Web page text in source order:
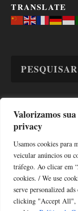
Valorizamos
privacy
Usamos cookies para
veicular anúncios ou
tráfego. Ao clicar em
cookies. / We use
serve personalized
clicking "Accept All",
TRANSLATE
TODAS OS
Copyright © Alô
Desenvolvido por